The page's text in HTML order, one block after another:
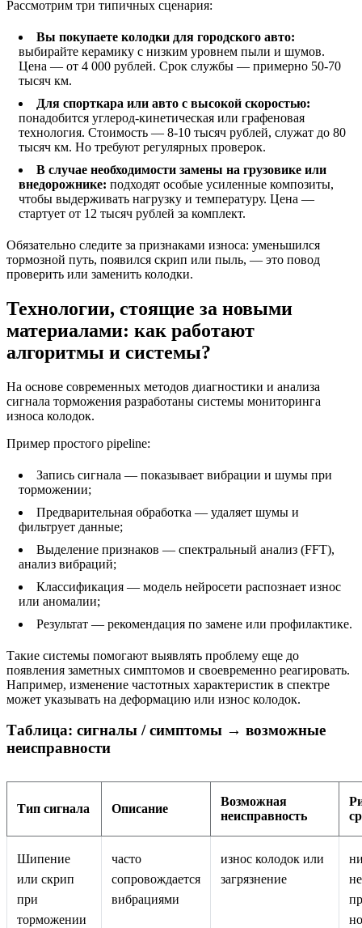
Рассмотрим три типичных сценария:
Вы покупаете колодки для городского авто:
выбирайте керамику с низким уровнем пыли и шумов.
Цена — от 4 000 рублей. Срок службы — примерно 50-70
тысяч км.
Для спорткара или авто с высокой скоростью:
понадобится углерод-кинетическая или графеновая
технология. Стоимость — 8-10 тысяч рублей, служат до 80
тысяч км. Но требуют регулярных проверок.
В случае необходимости замены на грузовике или
внедорожнике: подходят особые усиленные композиты,
чтобы выдерживать нагрузку и температуру. Цена —
стартует от 12 тысяч рублей за комплект.
Обязательно следите за признаками износа: уменьшился
тормозной путь, появился скрип или пыль, — это повод
проверить или заменить колодки.
Технологии, стоящие за новыми
материалами: как работают
алгоритмы и системы?
На основе современных методов диагностики и анализа
сигнала торможения разработаны системы мониторинга
износа колодок.
Пример простого pipeline:
Запись сигнала — показывает вибрации и шумы при
торможении;
Предварительная обработка — удаляет шумы и
фильтрует данные;
Выделение признаков — спектральный анализ (FFT),
анализ вибраций;
Классификация — модель нейросети распознает износ
или аномалии;
Результат — рекомендация по замене или профилактике.
Такие системы помогают выявлять проблему еще до
появления заметных симптомов и своевременно реагировать.
Например, изменение частотных характеристик в спектре
может указывать на деформацию или износ колодок.
Таблица: сигналы / симптомы → возможные
неисправности
Тип сигнала Описание
Возможная
неисправность
Шипение
или скрип
при
торможении
часто
сопровождается
вибрациями
износ колодок или
загрязнение